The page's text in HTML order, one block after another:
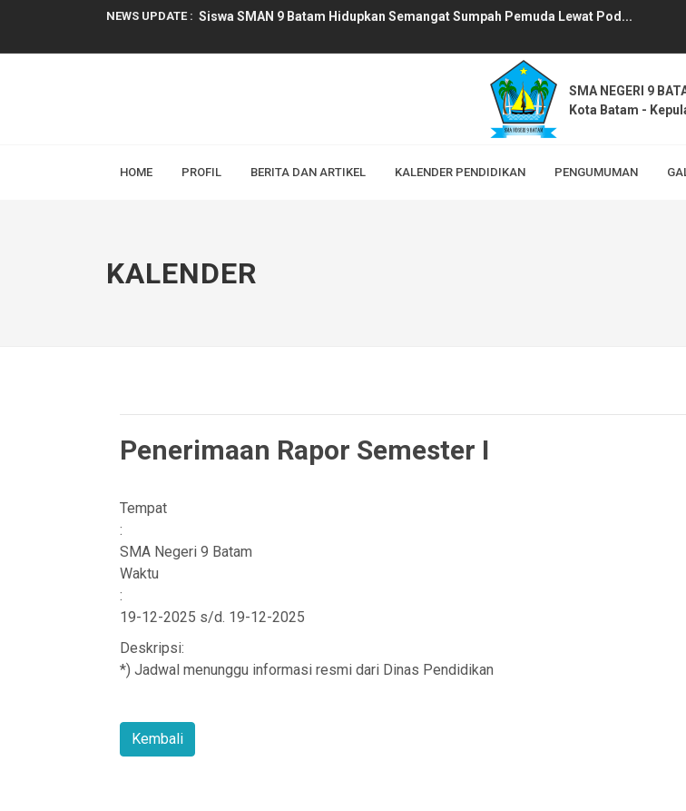
NEWS UPDATE : Siswa SMAN 9 Batam Hidupkan Semangat Sumpah Pemuda Lewat Pod...
Dua Agenda Penting di Golden View: SMAN 9 Batam Ikuti Pelati...
Ruang Aksara: Inovasi Perpustakaan Digital SMAN 9 Batam...
Tiga Siswa SMAN 9 Batam Lolos Babak Penyisihan Tingkat Provi...
Kreatif dan Inovatif: Kelas XI Buat Vlog saat Pembelajaran B...
Peran Guru dalam Membentuk Karakter Siswa: Lebih dari Sekada...
SMA NEGERI 9
Kota Batam -
HOME PROFIL BERITA DAN ARTIKEL KALENDER PENDIDIKAN PENGUMUMAN
KALENDER
Penerimaan Rapor Semester I
Tempat
:
SMA Negeri 9 Batam
Waktu
:
19-12-2025 s/d. 19-12-2025
Deskripsi:
*) Jadwal menunggu informasi resmi dari Dinas Pendidikan